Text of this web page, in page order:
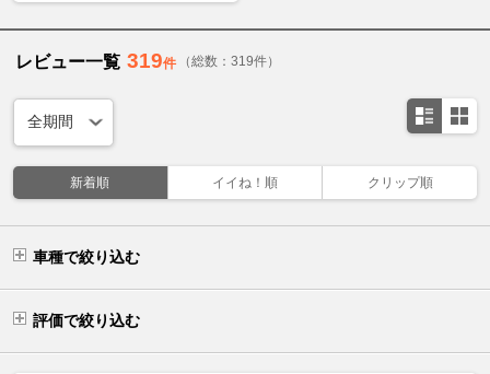
レビュー一覧 319件 （総数：319件）
新着順 イイね！順 クリップ順
車種で絞り込む
評価で絞り込む